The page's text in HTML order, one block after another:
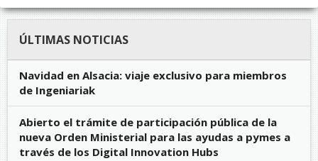
ÚLTIMAS NOTICIAS
Navidad en Alsacia: viaje exclusivo para miembros
de Ingeniariak
Abierto el trámite de participación pública de la
nueva Orden Ministerial para las ayudas a pymes a
través de los Digital Innovation Hubs